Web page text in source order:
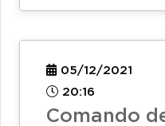
05/12/2021
20:16
Comando